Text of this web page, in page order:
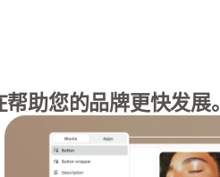
助您的品牌更快发展。